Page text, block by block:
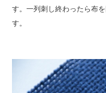
す。一列刺し終わったら布
す。